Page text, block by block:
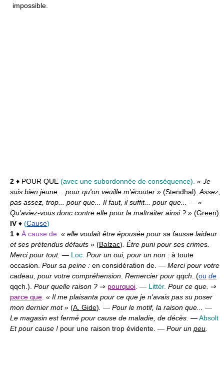
impossible.
2 ♦ POUR QUE (avec une subordonnée de conséquence). « Je
suis bien jeune... pour qu'on veuille m'écouter » (Stendhal). Assez,
pas assez, trop... pour que... Il faut, il suffit... pour que... — «
Qu'aviez-vous donc contre elle pour la maltraiter ainsi ? » (Green).
IV ♦ (Cause)
1 ♦ À cause de. « elle voulait être épousée pour sa fausse laideur
et ses prétendus défauts » (Balzac). Être puni pour ses crimes.
Merci pour tout. — Loc. Pour un oui, pour un non : à toute
occasion. Pour sa peine : en considération de. — Merci pour votre
cadeau, pour votre compréhension. Remercier pour qqch. (ou de
qqch.). Pour quelle raison ? ⇒ pourquoi. — Littér. Pour ce que. ⇒
parce que. « Il me plaisanta pour ce que je n'avais pas su poser
mon dernier mot » (A. Gide). — Pour le motif, la raison que... —
Le magasin est fermé pour cause de maladie, de décès. —Absolt
Et pour cause ! pour une raison trop évidente. — Pour un peu.